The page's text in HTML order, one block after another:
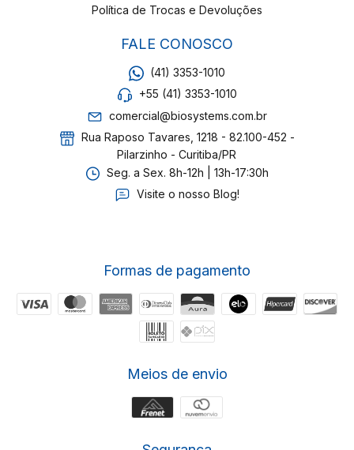
Política de Trocas e Devoluções
FALE CONOSCO
(41) 3353-1010
+55 (41) 3353-1010
comercial@biosystems.com.br
Rua Raposo Tavares, 1218 - 82.100-452 -
Pilarzinho - Curitiba/PR
Seg. a Sex. 8h-12h | 13h-17:30h
Visite o nosso Blog!
Formas de pagamento
Meios de envio